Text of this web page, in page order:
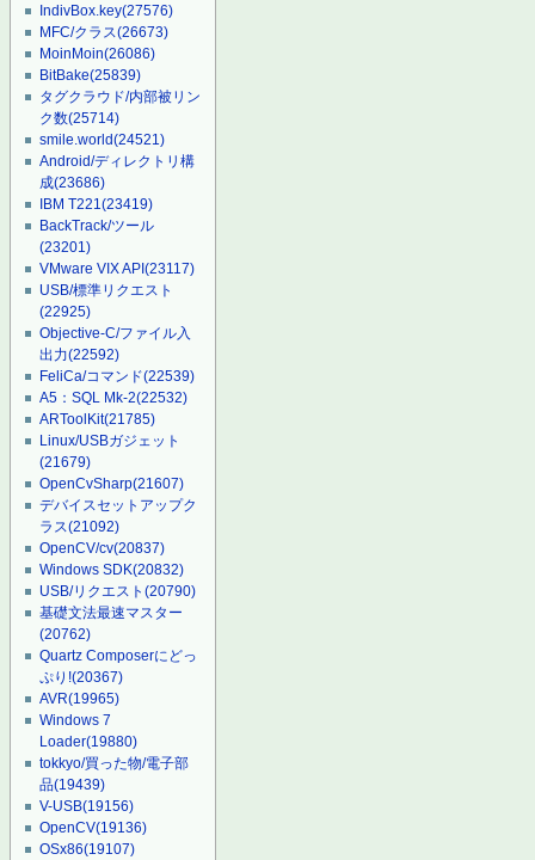
IndivBox.key(27576)
MFC/クラス(26673)
MoinMoin(26086)
BitBake(25839)
タグクラウド/内部被リン
ク数(25714)
smile.world(24521)
Android/ディレクトリ構
成(23686)
IBM T221(23419)
BackTrack/ツール
(23201)
VMware VIX API(23117)
USB/標準リクエスト
(22925)
Objective-C/ファイル入
出力(22592)
FeliCa/コマンド(22539)
A5：SQL Mk-2(22532)
ARToolKit(21785)
Linux/USBガジェット
(21679)
OpenCvSharp(21607)
デバイスセットアップク
ラス(21092)
OpenCV/cv(20837)
Windows SDK(20832)
USB/リクエスト(20790)
基礎文法最速マスター
(20762)
Quartz Composerにどっ
ぷり!(20367)
AVR(19965)
Windows 7
Loader(19880)
tokkyo/買った物/電子部
品(19439)
V-USB(19156)
OpenCV(19136)
OSx86(19107)